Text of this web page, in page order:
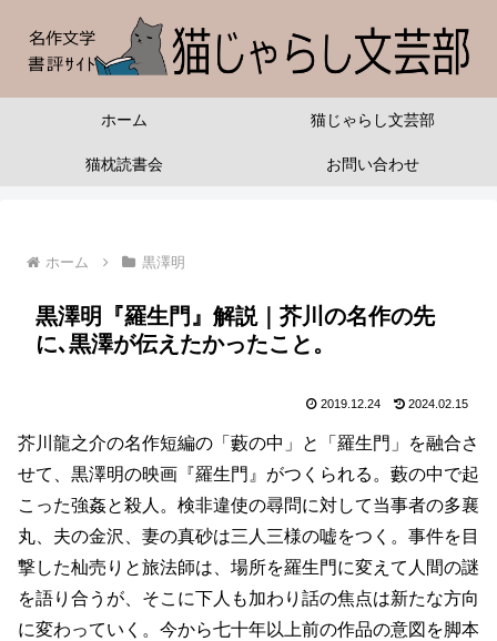
ホーム 猫じゃらし文芸部
猫枕読書会 お問い合わせ
ホーム 黒澤明
黒澤明『羅生門』解説｜芥川の名作の先
に､黒澤が伝えたかったこと。
2019.12.24 2024.02.15
芥川龍之介の名作短編の「藪の中」と「羅生門」を融合さ
せて、黒澤明の映画『羅生門』がつくられる。藪の中で起
こった強姦と殺人。検非違使の尋問に対して当事者の多襄
丸、夫の金沢、妻の真砂は三人三様の嘘をつく。事件を目
撃した杣売りと旅法師は、場所を羅生門に変えて人間の謎
を語り合うが、そこに下人も加わり話の焦点は新たな方向
に変わっていく。今から七十年以上前の作品の意図を脚本